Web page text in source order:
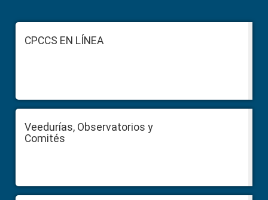
Sidebar
FooterCPCCS EN LÍNEA
Veedurías, Observatorios y
Comités